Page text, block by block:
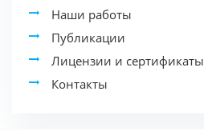
Наши работы
Публикации
Лицензии и сертификаты
Контакты